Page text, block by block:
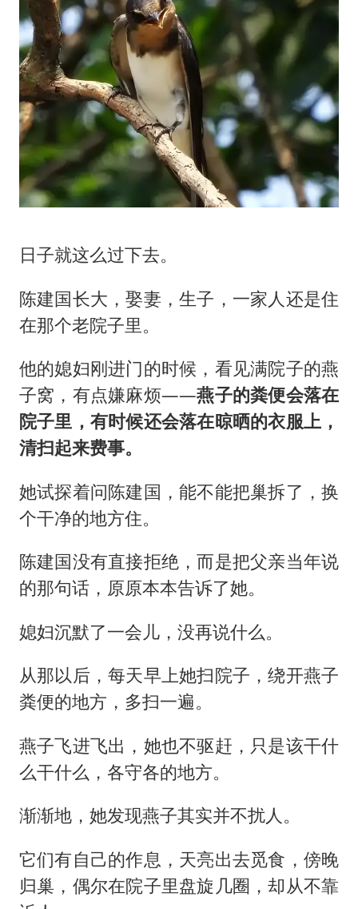
日子就这么过下去。
陈建国长大，娶妻，生子，一家人还是住
在那个老院子里。
他的媳妇刚进门的时候，看见满院子的燕
子窝，有点嫌麻烦——燕子的粪便会落在
院子里，有时候还会落在晾晒的衣服上，
清扫起来费事。
她试探着问陈建国，能不能把巢拆了，换
个干净的地方住。
陈建国没有直接拒绝，而是把父亲当年说
的那句话，原原本本告诉了她。
媳妇沉默了一会儿，没再说什么。
从那以后，每天早上她扫院子，绕开燕子
粪便的地方，多扫一遍。
燕子飞进飞出，她也不驱赶，只是该干什
么干什么，各守各的地方。
渐渐地，她发现燕子其实并不扰人。
它们有自己的作息，天亮出去觅食，傍晚
归巢，偶尔在院子里盘旋几圈，却从不靠